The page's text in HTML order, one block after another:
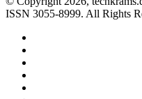
ISSN 3055-8999. All Rights